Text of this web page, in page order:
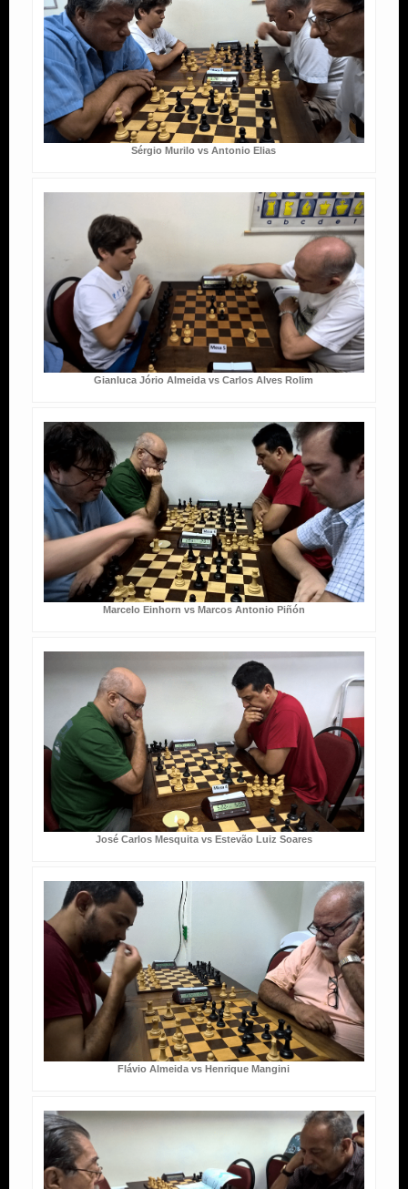
Sérgio Murilo vs Antonio Elias
Gianluca Jório Almeida vs Carlos Alves Rolim
Marcelo Einhorn vs Marcos Antonio Piñón
José Carlos Mesquita vs Estevão Luiz Soares
Flávio Almeida vs Henrique Mangini